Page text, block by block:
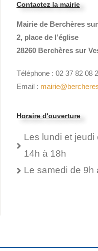
Contactez la mairie
Mairie de Berchères
2, place de l’église
28260 Berchères sur
Téléphone : 02 37 82 08
Email :
Horaire d'ouverture
Les lundi et jeudi
14h à 18h
Le samedi de 9h